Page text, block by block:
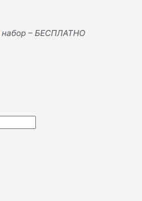
набор – БЕСПЛАТНО